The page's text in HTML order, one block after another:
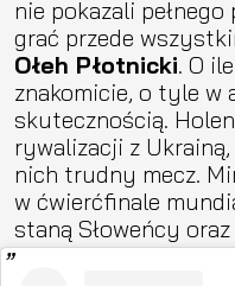
nie pokazali
grać przede
Ołeh Płotnicki. O
znakomicie, o tyle w
skutecznością.
rywalizacji z
nich trudny mecz.
w ćwierćfinale
staną Słoweńcy oraz